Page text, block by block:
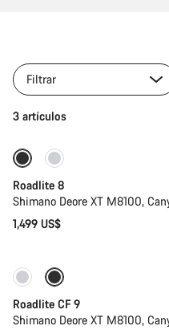
Filtrar
3 artículos
Solo disponible en talla S |
Roadlite 8
Shimano Deore XT M8100,
1,499 US$
Solo disponible en talla S |
Roadlite CF 9
Shimano Deore XT M8100,